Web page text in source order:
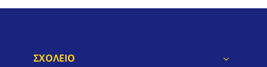
ΣΧΟΛΕΙΟ